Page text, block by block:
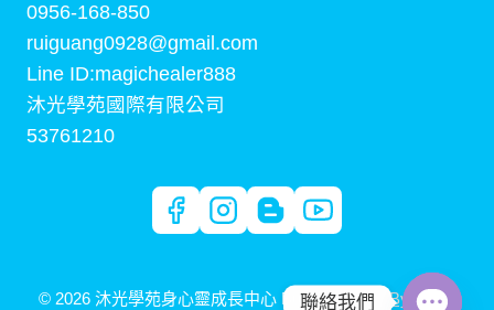
0956-168-850
ruiguang0928@gmail.com
Line ID:magichealer888
沐光學苑國際有限公司
53761210
© 2026 沐光學苑身心靈成長中心 Built ByDigital By Arden
聯絡我們